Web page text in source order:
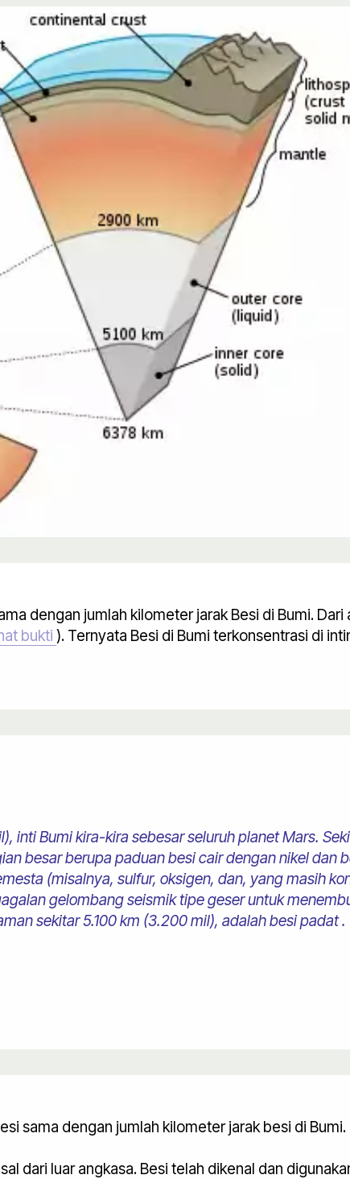
dengan jumlah kilometer jarak Besi di Bumi.
bukti). Ternyata Besi di Bumi terkonsentrasi di
inti Bumi kira-kira sebesar seluruh planet Mars.
besar berupa paduan besi cair dengan nikel dan
(misalnya, sulfur, oksigen, dan, yang masih
gelombang seismik tipe geser untuk
sekitar 5.100 km (3.200 mil), adalah besi padat .
sama dengan jumlah kilometer jarak besi di Bumi.
dari luar angkasa. Besi telah dikenal dan